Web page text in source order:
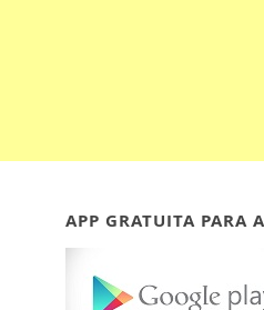
APP GRATUITA PARA